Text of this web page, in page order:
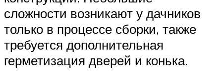
сложности возникают у дачников
только в процессе сборки, также
требуется дополнительная
герметизация дверей и конька.